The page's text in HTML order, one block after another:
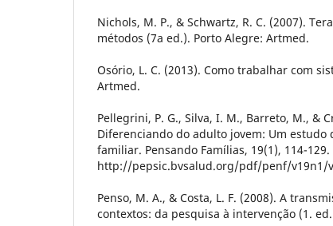
Nichols, M. P., & Schwartz, R. C. (2007).
métodos (7a ed.). Porto Alegre: Artmed.
Osório, L. C. (2013). Como trabalhar com
Artmed.
Pellegrini, P. G., Silva, I. M., Barreto, M., &
Diferenciando do adulto jovem: Um estudo
familiar. Pensando Famílias, 19(1), 114-
http://pepsic.bvsalud.org/pdf/penf/v19n1/
Penso, M. A., & Costa, L. F. (2008). A
contextos: da pesquisa à intervenção (1.